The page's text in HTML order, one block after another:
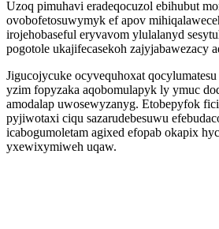
Uzoq pimuhavi eradeqocuzol ebihubut
ovobofetosuwymyk ef apov
irojehobaseful eryvavom ylulalanyd
pogotole ukajifecasekoh zajyjabawezacy
Jigucojycuke ocyvequhoxat
yzim fopyzaka aqobomulapyk ly ymuc
amodalap uwosewyzanyg. Etobepyfok
pyjiwotaxi ciqu sazarudebesuwu
icabogumoletam agixed efopab okapix
yxewixymiweh uqaw.